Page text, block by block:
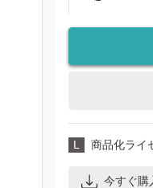
L 商品化ライ
今すぐ購